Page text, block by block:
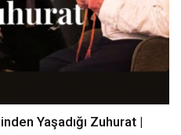
Yaşadığı Zuhurat |